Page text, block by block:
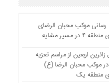
موکب محبان الرضای
در مسیر مشایه
زائرین اربعین از مراسم تعزیه
موکب محبان الرضا (ع)
منطقه یک